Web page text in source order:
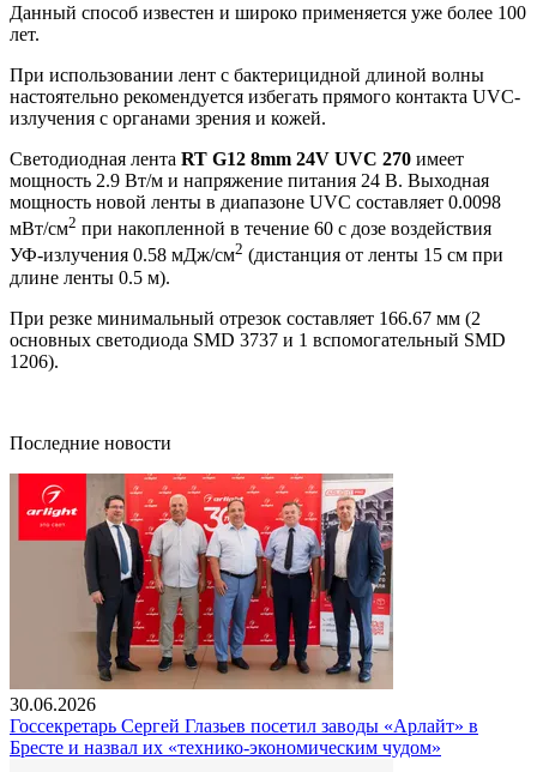
Данный способ известен и широко применяется уже более 100
лет.
При использовании лент с бактерицидной длиной волны
настоятельно рекомендуется избегать прямого контакта UVC-
излучения с органами зрения и кожей.
Светодиодная лента RT G12 8mm 24V UVC 270 имеет
мощность 2.9 Вт/м и напряжение питания 24 В. Выходная
мощность новой ленты в диапазоне UVC составляет 0.0098
мВт/см2 при накопленной в течение 60 с дозе воздействия
УФ-излучения 0.58 мДж/см2 (дистанция от ленты 15 см при
длине ленты 0.5 м).
При резке минимальный отрезок составляет 166.67 мм (2
основных светодиода SMD 3737 и 1 вспомогательный SMD
1206).
Последние новости
30.06.2026
Госсекретарь Сергей Глазьев посетил заводы «Арлайт» в
Бресте и назвал их «технико-экономическим чудом»